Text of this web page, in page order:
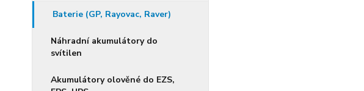
Baterie (GP, Rayovac, Raver)
Náhradní akumulátory do
svítilen
Akumulátory olověné do EZS,